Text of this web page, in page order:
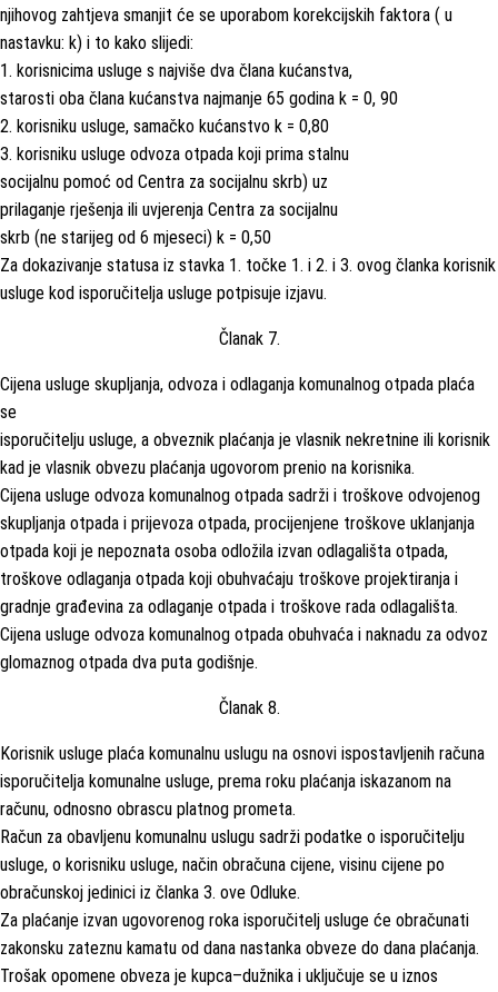
njihovog zahtjeva smanjit će se uporabom korekcijskih faktora ( u
nastavku: k) i to kako slijedi:
1. korisnicima usluge s najviše dva člana kućanstva,
starosti oba člana kućanstva najmanje 65 godina k = 0, 90
2. korisniku usluge, samačko kućanstvo k = 0,80
3. korisniku usluge odvoza otpada koji prima stalnu
socijalnu pomoć od Centra za socijalnu skrb) uz
prilaganje rješenja ili uvjerenja Centra za socijalnu
skrb (ne starijeg od 6 mjeseci) k = 0,50
Za dokazivanje statusa iz stavka 1. točke 1. i 2. i 3. ovog članka korisnik
usluge kod isporučitelja usluge potpisuje izjavu.
Članak 7.
Cijena usluge skupljanja, odvoza i odlaganja komunalnog otpada plaća
se
isporučitelju usluge, a obveznik plaćanja je vlasnik nekretnine ili korisnik
kad je vlasnik obvezu plaćanja ugovorom prenio na korisnika.
Cijena usluge odvoza komunalnog otpada sadrži i troškove odvojenog
skupljanja otpada i prijevoza otpada, procijenjene troškove uklanjanja
otpada koji je nepoznata osoba odložila izvan odlagališta otpada,
troškove odlaganja otpada koji obuhvaćaju troškove projektiranja i
gradnje građevina za odlaganje otpada i troškove rada odlagališta.
Cijena usluge odvoza komunalnog otpada obuhvaća i naknadu za odvoz
glomaznog otpada dva puta godišnje.
Članak 8.
Korisnik usluge plaća komunalnu uslugu na osnovi ispostavljenih računa
isporučitelja komunalne usluge, prema roku plaćanja iskazanom na
računu, odnosno obrascu platnog prometa.
Račun za obavljenu komunalnu uslugu sadrži podatke o isporučitelju
usluge, o korisniku usluge, način obračuna cijene, visinu cijene po
obračunskoj jedinici iz članka 3. ove Odluke.
Za plaćanje izvan ugovorenog roka isporučitelj usluge će obračunati
zakonsku zateznu kamatu od dana nastanka obveze do dana plaćanja.
Trošak opomene obveza je kupca–dužnika i uključuje se u iznos